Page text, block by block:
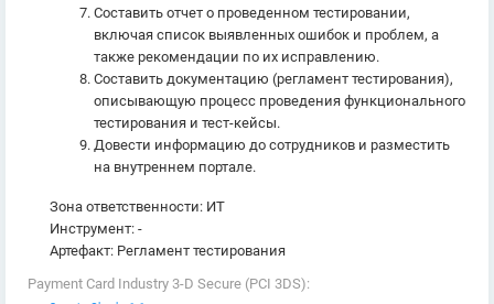
Составить отчет о проведенном тестировании,
включая список выявленных ошибок и проблем, а
также рекомендации по их исправлению.
Составить документацию (регламент тестирования),
описывающую процесс проведения функционального
тестирования и тест-кейсы.
Довести информацию до сотрудников и разместить
на внутреннем портале.
Зона ответственности: ИТ
Инструмент: -
Артефакт: Регламент тестирования
Payment Card Industry 3-D Secure (PCI 3DS):